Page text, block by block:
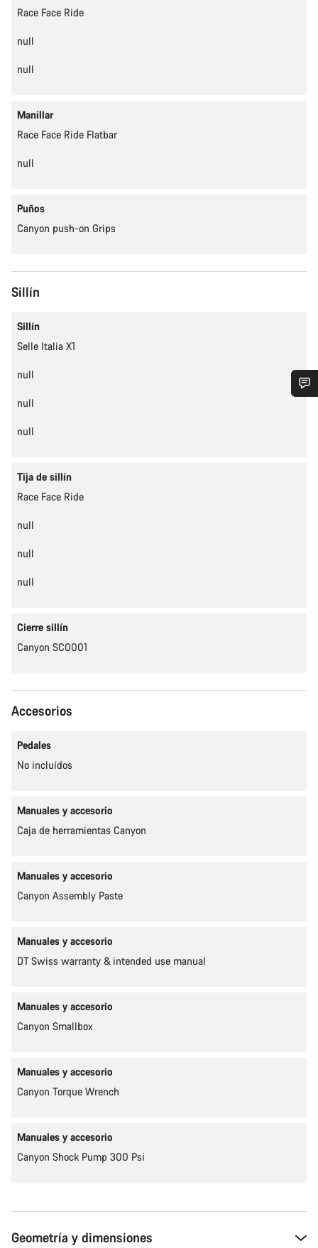
Race Face Ride
null
null
Manillar
Race Face Ride Flatbar
null
Puños
Canyon push-on Grips
Sillín
Sillín
Selle Italia X1
null
null
null
Tija de sillín
Race Face Ride
null
null
null
Cierre sillín
Canyon SC0001
Accesorios
Pedales
No incluídos
Manuales y accesorio
Caja de herramientas Canyon
Manuales y accesorio
Canyon Assembly Paste
Manuales y accesorio
DT Swiss warranty & intended use manual
Manuales y accesorio
Canyon Smallbox
Manuales y accesorio
Canyon Torque Wrench
Manuales y accesorio
Canyon Shock Pump 300 Psi
Geometría y dimensiones